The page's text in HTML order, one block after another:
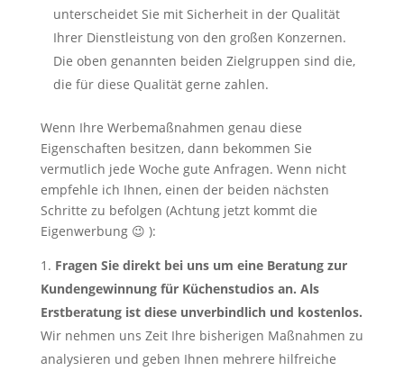
unterscheidet Sie mit Sicherheit in der Qualität
Ihrer Dienstleistung von den großen Konzernen.
Die oben genannten beiden Zielgruppen sind die,
die für diese Qualität gerne zahlen.
Wenn Ihre Werbemaßnahmen genau diese
Eigenschaften besitzen, dann bekommen Sie
vermutlich jede Woche gute Anfragen. Wenn nicht
empfehle ich Ihnen, einen der beiden nächsten
Schritte zu befolgen (Achtung jetzt kommt die
Eigenwerbung 😉 ):
Fragen Sie direkt bei uns um eine Beratung zur
Kundengewinnung für Küchenstudios an. Als
Erstberatung ist diese unverbindlich und kostenlos.
Wir nehmen uns Zeit Ihre bisherigen Maßnahmen zu
analysieren und geben Ihnen mehrere hilfreiche